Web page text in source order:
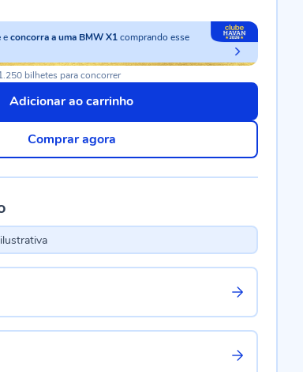
econcorra a uma BMW X1comprando esse
bilhetes para concorrer
Adicionar ao carrinho
Comprar agora